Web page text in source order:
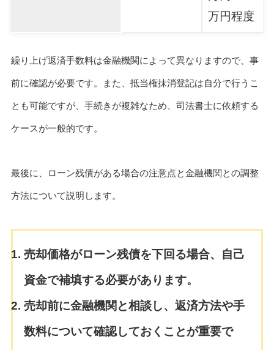
万円程度
繰り上げ返済手数料は金融機関によって異なりますので、事
前に確認が必要です。また、抵当権抹消登記は自分で行うこ
とも可能ですが、手続きが複雑なため、司法書士に依頼する
ケースが一般的です。
最後に、ローン残債がある場合の注意点と金融機関との調整
方法について説明します。
売却価格がローン残債を下回る場合、自己
資金で補填する必要があります。
売却前に金融機関と相談し、返済方法や手
数料について確認しておくことが重要で